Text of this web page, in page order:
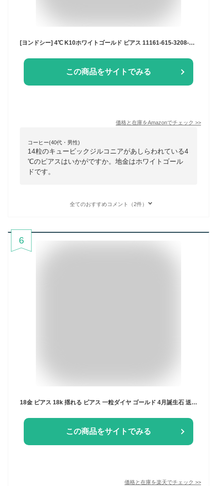
[ヨンドシー] 4℃ K10ホワイトゴールド ピアス 11161-615-3208-00-00 レディース
この商品をサイトでみる
価格と在庫をAmazonでチェック >>
コーヒー(40代・男性)
14粒のキュービックジルコニアがあしらわれている4
℃のピアスはいかがですか。地金はホワイトゴール
ドです。
全てのおすすめコメント（2件）
6
18金 ピアス 18k 揺れる ピアス 一粒ダイヤ ゴールド 4月誕生石 送料無料 両耳用 レディース 女性用 誕生日プレゼント 妻 母 金属アレルギー 安心 激安 結婚式 お呼ばれ アクセサリー 普段使い シンプル おしゃれ 人気 即納
この商品をサイトでみる
価格と在庫を楽天でチェック >>